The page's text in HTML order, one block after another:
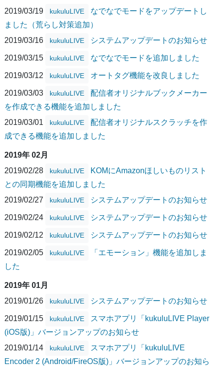
2019/03/19
kukuluLIVE
なでなでモードをアップデートし
ました（荒らし対策追加）
2019/03/16
kukuluLIVE システムアップデートのお知らせ
2019/03/15 kukuluLIVE なでなでモードを追加しました
2019/03/12 kukuluLIVE オートタグ機能を改良しました
2019/03/03 kukuluLIVE
配信者オリジナルブックメーカー
を作成できる機能を追加しました
2019/03/01
kukuluLIVE
配信者オリジナルスクラッチを作
成できる機能を追加しました
2019年 02月
2019/02/28
kukuluLIVE
KOMにAmazonほしいものリスト
との同期機能を追加しました
2019/02/27
kukuluLIVE システムアップデートのお知らせ
2019/02/24 kukuluLIVE システムアップデートのお知らせ
2019/02/12 kukuluLIVE システムアップデートのお知らせ
2019/02/05 kukuluLIVE
「エモーション」機能を追加しま
した
2019年 01月
2019/01/26
kukuluLIVE システムアップデートのお知らせ
2019/01/15 kukuluLIVE
スマホアプリ「kukuluLIVE Player
(iOS版)」バージョンアップのお知らせ
2019/01/14
kukuluLIVE
スマホアプリ「kukuluLIVE
Encoder 2 (Android/FireOS版)」バージョンアップのお知ら